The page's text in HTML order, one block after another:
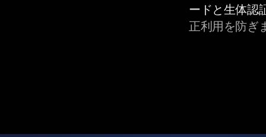
ードと生体認
正利用を防ぎ